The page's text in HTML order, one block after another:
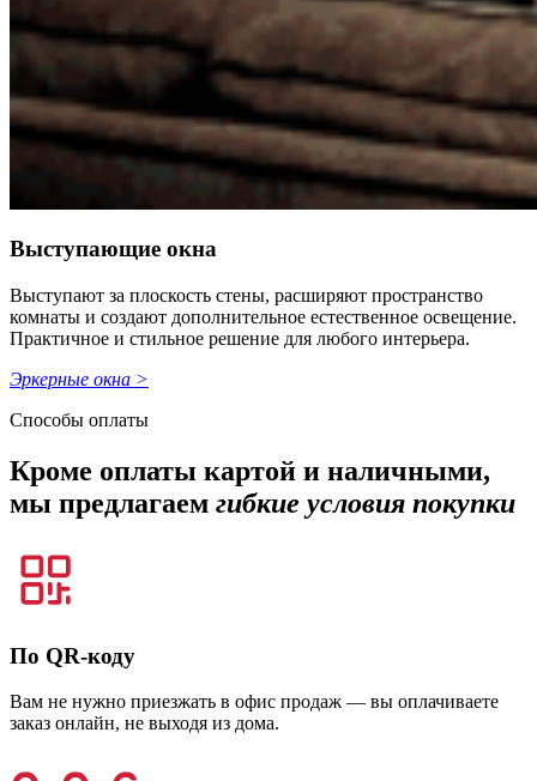
Выступающие окна
Выступают за плоскость стены, расширяют пространство
комнаты и создают дополнительное естественное освещение.
Практичное и стильное решение для любого интерьера.
Эркерные окна >
Способы оплаты
Кроме оплаты картой и наличными,
мы предлагаем гибкие условия покупки
По QR-коду
Вам не нужно приезжать в офис продаж — вы оплачиваете
заказ онлайн, не выходя из дома.